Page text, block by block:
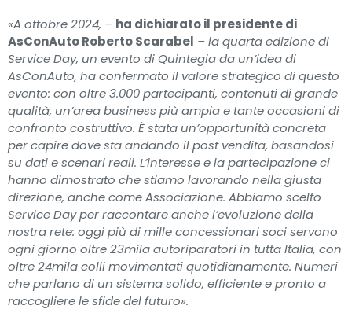
«A ottobre 2024, – ha dichiarato il presidente di
AsConAuto Roberto Scarabel – la quarta edizione di
Service Day, un evento di Quintegia da un’idea di
AsConAuto, ha confermato il valore strategico di questo
evento: con oltre3.000partecipanti, contenuti di grande
qualità, un’area business più ampia e tante occasioni di
confronto costruttivo. È stata un’opportunità concreta
per capire dove sta andando il post vendita, basandosi
su dati e scenari reali. L’interesse e la partecipazione ci
hanno dimostrato che stiamo lavorando nella giusta
direzione, anche come Associazione. Abbiamo scelto
Service Day per raccontare anche l’evoluzione della
nostra rete: oggi più di mille concessionari soci servono
ogni giorno oltre 23mila autoriparatori in tutta Italia, con
oltre 24mila colli movimentati quotidianamente. Numeri
che parlano di un sistema solido, efficiente e pronto a
raccogliere le sfide del futuro».